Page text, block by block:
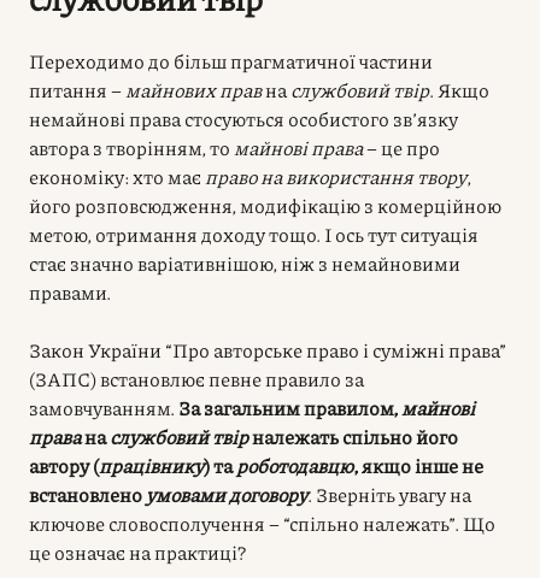
Переходимо до більш прагматичної частини
питання – майнових правнаслужбовий твір. Якщо
немайнові права стосуються особистого зв’язку
автора з творінням, то майнові права– це про
економіку: хто має право на використання твору,
його розповсюдження, модифікацію з комерційною
метою, отримання доходу тощо. І ось тут ситуація
стає значно варіативнішою, ніж з немайновими
правами.
Закон України “Про авторське право і суміжні права”
(ЗАПС) встановлює певне правило за
замовчуванням. За загальним правилом,майнові
праванаслужбовий твірналежать спільно його
автору (працівнику) тароботодавцю, якщо інше не
встановлено умовами договору. Зверніть увагу на
ключове словосполучення – “спільно належать”. Що
це означає на практиці?